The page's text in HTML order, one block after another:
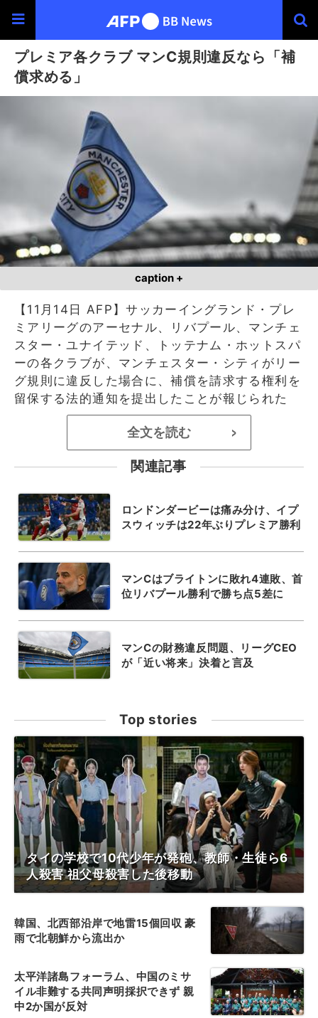
プレミア各クラブ マンC規則違反なら「補
償求める」
caption +
【11月14日 AFP】サッカーイングランド・プレ
ミアリーグのアーセナル、リバプール、マンチェ
スター・ユナイテッド、トッテナム・ホットスパ
ーの各クラブが、マンチェスター・シティがリー
グ規則に違反した場合に、補償を請求する権利を
留保する法的通知を提出したことが報じられた
全文を読む >
関連記事
ロンドンダービーは痛み分け、イプ
スウィッチは22年ぶりプレミア勝利
マンCはブライトンに敗れ4連敗、首
位リバプール勝利で勝ち点5差に
マンCの財務違反問題、リーグCEO
が「近い将来」決着と言及
Top stories
タイの学校で10代少年が発砲、教師・生徒ら6
人殺害 祖父母殺害した後移動
韓国、北西部沿岸で地雷15個回収 豪
雨で北朝鮮から流出か
太平洋諸島フォーラム、中国のミサ
イル非難する共同声明採択できず 親
中2か国が反対